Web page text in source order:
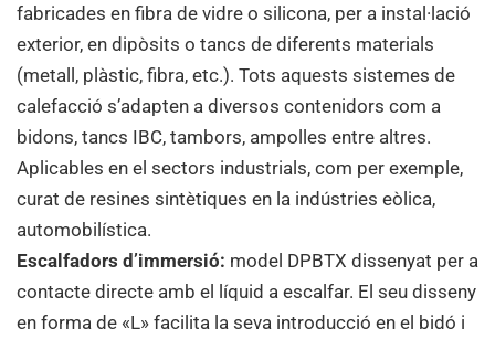
fabricades en fibra de vidre o silicona, per a instal·lació
exterior, en dipòsits o tancs de diferents materials
(metall, plàstic, fibra, etc.). Tots aquests sistemes de
calefacció s’adapten a diversos contenidors com a
bidons, tancs IBC, tambors, ampolles entre altres.
Aplicables en el sectors industrials, com per exemple,
curat de resines sintètiques en la indústries eòlica,
automobilística.
Escalfadors d’immersió: model DPBTX dissenyat per a
contacte directe amb el líquid a escalfar. El seu disseny
en forma de «L» facilita la seva introducció en el bidó i